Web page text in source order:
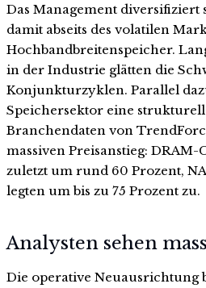
Das Management
damit abseits des volatilen
Hochbandbreitenspeicher.
in der Industrie glätten die
Konjunkturzyklen. Parallel
Speichersektor eine
Branchendaten von
massiven Preisanstieg:
zuletzt um rund 60 Prozent,
legten um bis zu 75 Prozent zu.
Analysten sehen
Die operative Neuausrichtung